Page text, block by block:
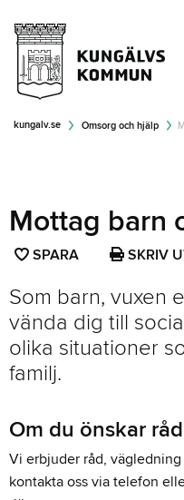
kungalv.se Omsorg och hjälp
Mottag barn
SPARA SPARA
SOM
FAVORIT
SKRIV
Som barn, vuxen
vända dig till
olika situationer
familj.
Om du önskar
Vi erbjuder råd,
kontakta oss via telefon